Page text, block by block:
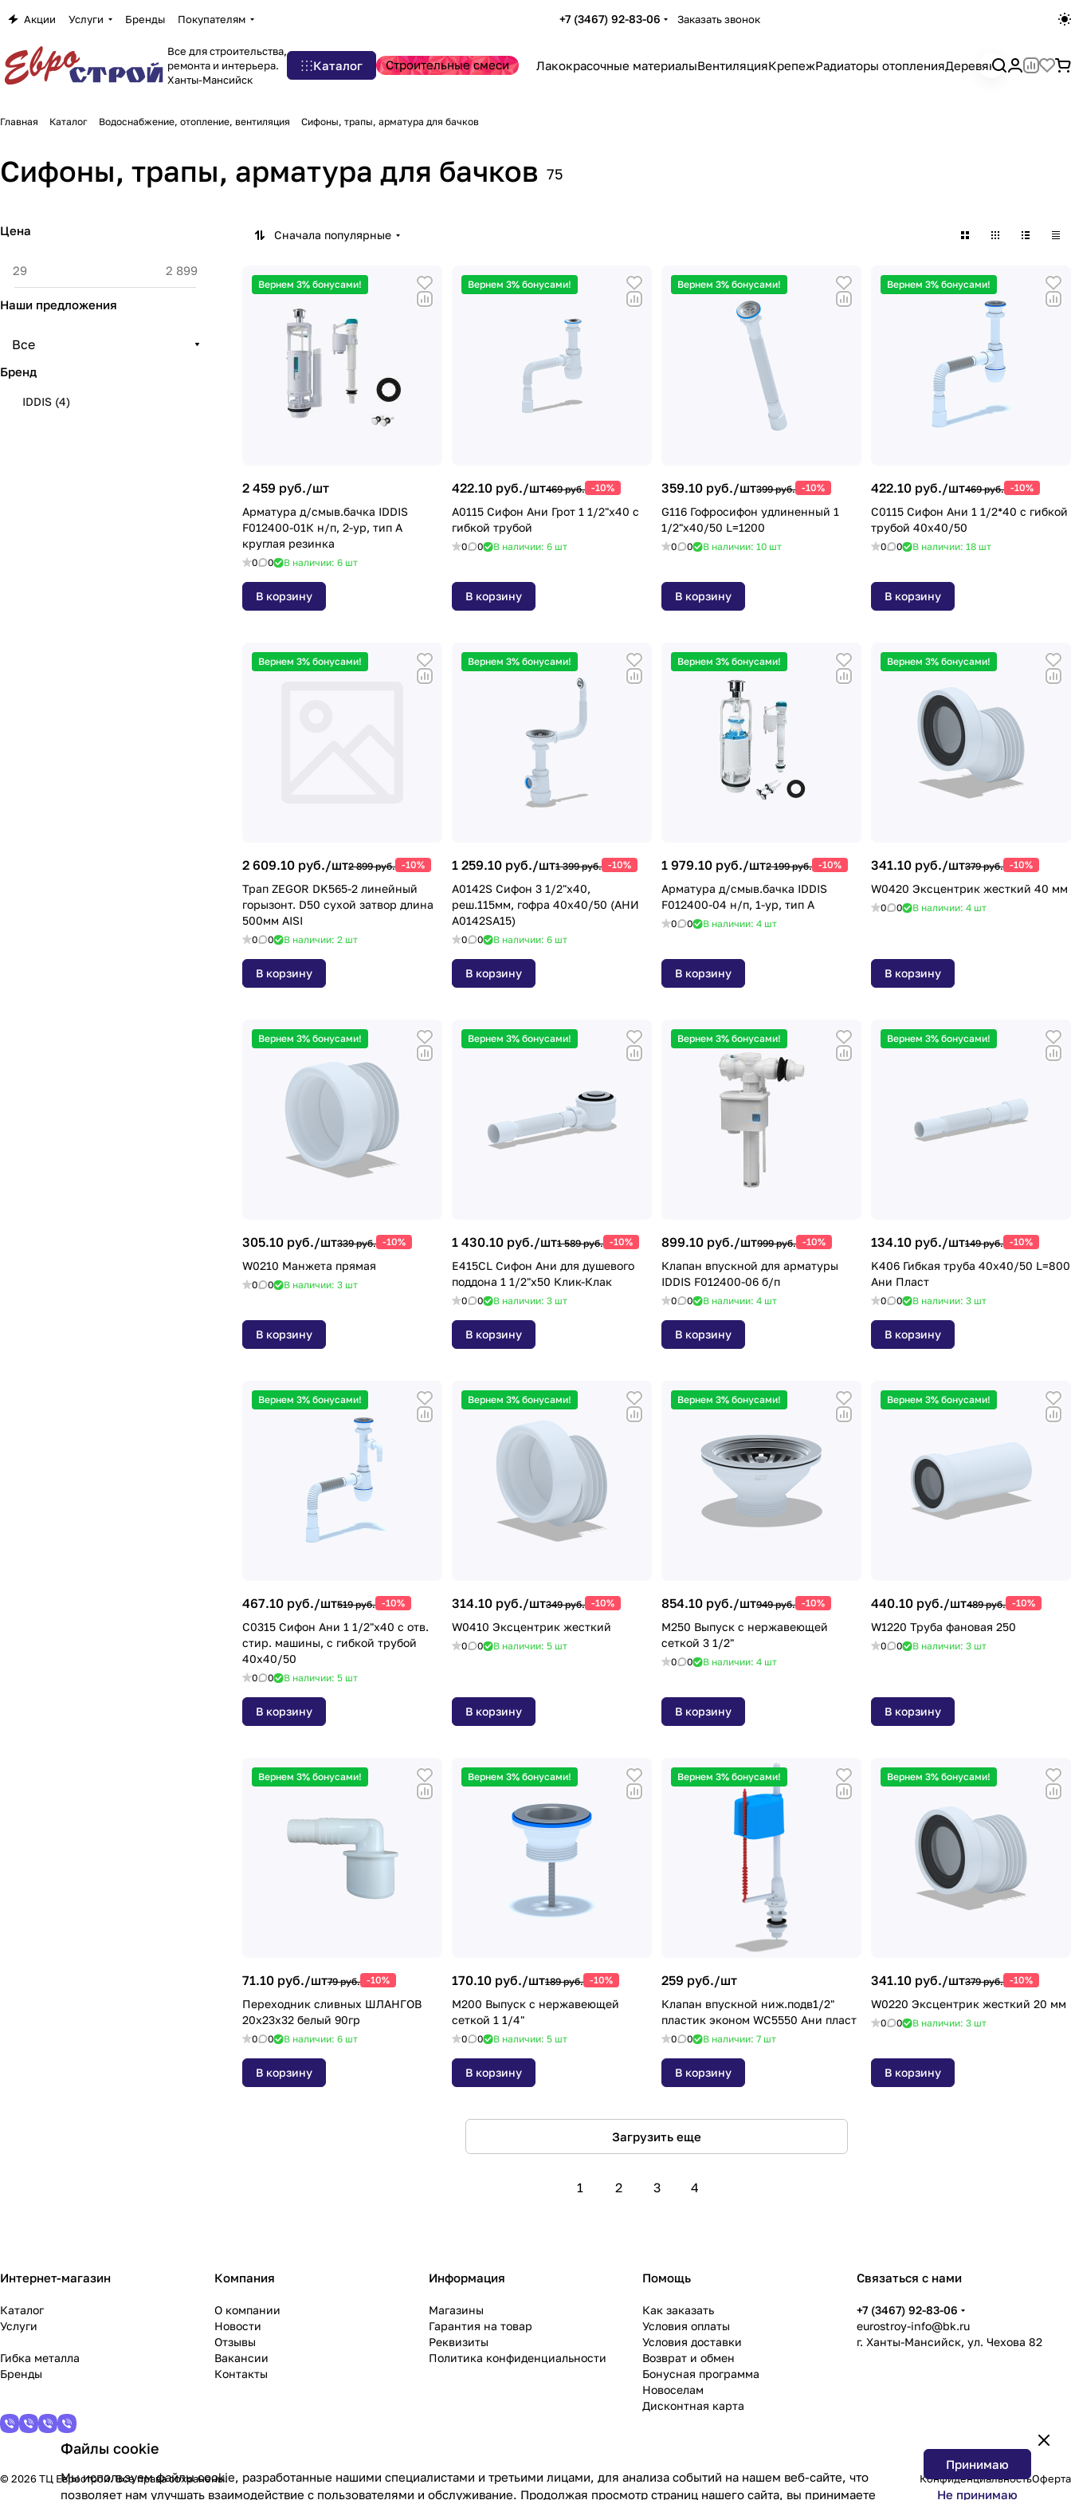
Акции Услуги Бренды Покупателям +7 (3467) 92-83-06 Заказать звонок
Все для строительства,
ремонта и интерьера.
Ханты-Мансийск
Каталог Строительные смеси Лакокрасочные материалыВентиляцияКрепежРадиаторы отопленияДеревянный
Главная Каталог Водоснабжение, отопление, вентиляция Сифоны, трапы, арматура для бачков
Сифоны, трапы, арматура для бачков 75
Сначала популярные
Вернем 3% бонусами!
2 459 руб./шт
Арматура д/смыв.бачка IDDIS
F012400-01К н/п, 2-ур, тип А
круглая резинка
0 0 В наличии: 6 шт
В корзину
Вернем 3% бонусами!
422.10 руб./шт469 руб. -10%
A0115 Сифон Ани Грот 1 1/2"х40 с
гибкой трубой
0 0 В наличии: 6 шт
В корзину
Вернем 3% бонусами!
359.10 руб./шт399 руб. -10%
G116 Гофросифон удлиненный 1
1/2"х40/50 L=1200
0 0 В наличии: 10 шт
В корзину
Вернем 3% бонусами!
422.10 руб./шт469 руб. -10%
C0115 Сифон Ани 1 1/2*40 с гибкой
трубой 40х40/50
0 0 В наличии: 18 шт
В корзину
Вернем 3% бонусами!
2 609.10 руб./шт2 899 руб. -10%
Трап ZEGOR DK565-2 линейный
горызонт. D50 сухой затвор длина
500мм AISI
0 0 В наличии: 2 шт
В корзину
Вернем 3% бонусами!
1 259.10 руб./шт1 399 руб. -10%
A0142S Сифон 3 1/2"х40,
реш.115мм, гофра 40х40/50 (АНИ
A0142SA15)
0 0 В наличии: 6 шт
В корзину
Вернем 3% бонусами!
1 979.10 руб./шт2 199 руб. -10%
Арматура д/смыв.бачка IDDIS
F012400-04 н/п, 1-ур, тип А
0 0 В наличии: 4 шт
В корзину
Вернем 3% бонусами!
341.10 руб./шт379 руб. -10%
W0420 Эксцентрик жесткий 40 мм
0 0 В наличии: 4 шт
В корзину
Вернем 3% бонусами!
305.10 руб./шт339 руб. -10%
W0210 Манжета прямая
0 0 В наличии: 3 шт
В корзину
Вернем 3% бонусами!
1 430.10 руб./шт1 589 руб. -10%
E415СL Сифон Ани для душевого
поддона 1 1/2"х50 Клик-Клак
0 0 В наличии: 3 шт
В корзину
Вернем 3% бонусами!
899.10 руб./шт999 руб. -10%
Клапан впускной для арматуры
IDDIS F012400-06 б/п
0 0 В наличии: 4 шт
В корзину
Вернем 3% бонусами!
134.10 руб./шт149 руб. -10%
K406 Гибкая труба 40х40/50 L=800
Ани Пласт
0 0 В наличии: 3 шт
В корзину
Вернем 3% бонусами!
467.10 руб./шт519 руб. -10%
C0315 Сифон Ани 1 1/2"х40 с отв.
стир. машины, с гибкой трубой
40х40/50
0 0 В наличии: 5 шт
В корзину
Вернем 3% бонусами!
314.10 руб./шт349 руб. -10%
W0410 Эксцентрик жесткий
0 0 В наличии: 5 шт
В корзину
Вернем 3% бонусами!
854.10 руб./шт949 руб. -10%
M250 Выпуск с нержавеющей
сеткой 3 1/2"
0 0 В наличии: 4 шт
В корзину
Вернем 3% бонусами!
440.10 руб./шт489 руб. -10%
W1220 Труба фановая 250
0 0 В наличии: 3 шт
В корзину
Вернем 3% бонусами!
71.10 руб./шт79 руб. -10%
Переходник сливных ШЛАНГОВ
20х23х32 белый 90гр
0 0 В наличии: 6 шт
В корзину
Вернем 3% бонусами!
170.10 руб./шт189 руб. -10%
M200 Выпуск с нержавеющей
сеткой 1 1/4"
0 0 В наличии: 5 шт
В корзину
Вернем 3% бонусами!
259 руб./шт
Клапан впускной ниж.подв1/2"
пластик эконом WC5550 Ани пласт
0 0 В наличии: 7 шт
В корзину
Вернем 3% бонусами!
341.10 руб./шт379 руб. -10%
W0220 Эксцентрик жесткий 20 мм
0 0 В наличии: 3 шт
В корзину
Загрузить еще
1 2 3 4
Цена
Наши предложения
Все
Бренд
IDDIS (4)
Интернет-магазин
Каталог
Услуги
Гибка металла
Бренды
Компания
О компании
Новости
Отзывы
Вакансии
Контакты
Информация
Магазины
Гарантия на товар
Реквизиты
Политика конфиденциальности
Помощь
Как заказать
Условия оплаты
Условия доставки
Возврат и обмен
Бонусная программа
Новоселам
Дисконтная карта
Связаться с нами
+7 (3467) 92-83-06
eurostroy-info@bk.ru
г. Ханты-Мансийск, ул. Чехова 82
© 2026 ТЦ Еврострой. Все права сохранены. КонфиденциальностьОферта
Файлы cookie
Мы используем файлы cookie, разработанные нашими специалистами и третьими лицами, для анализа событий на нашем веб-сайте, что
позволяет нам улучшать взаимодействие с пользователями и обслуживание. Продолжая просмотр страниц нашего сайта, вы принимаете
Принимаю
Не принимаю